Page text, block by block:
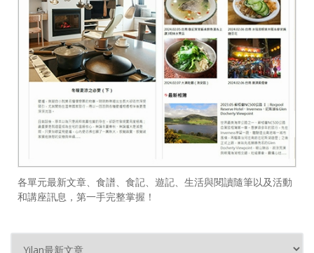
各單元最新文章、食譜、食記、遊記、生活與閱讀隨筆以及活動
和講座訊息，第一手完整掌握！